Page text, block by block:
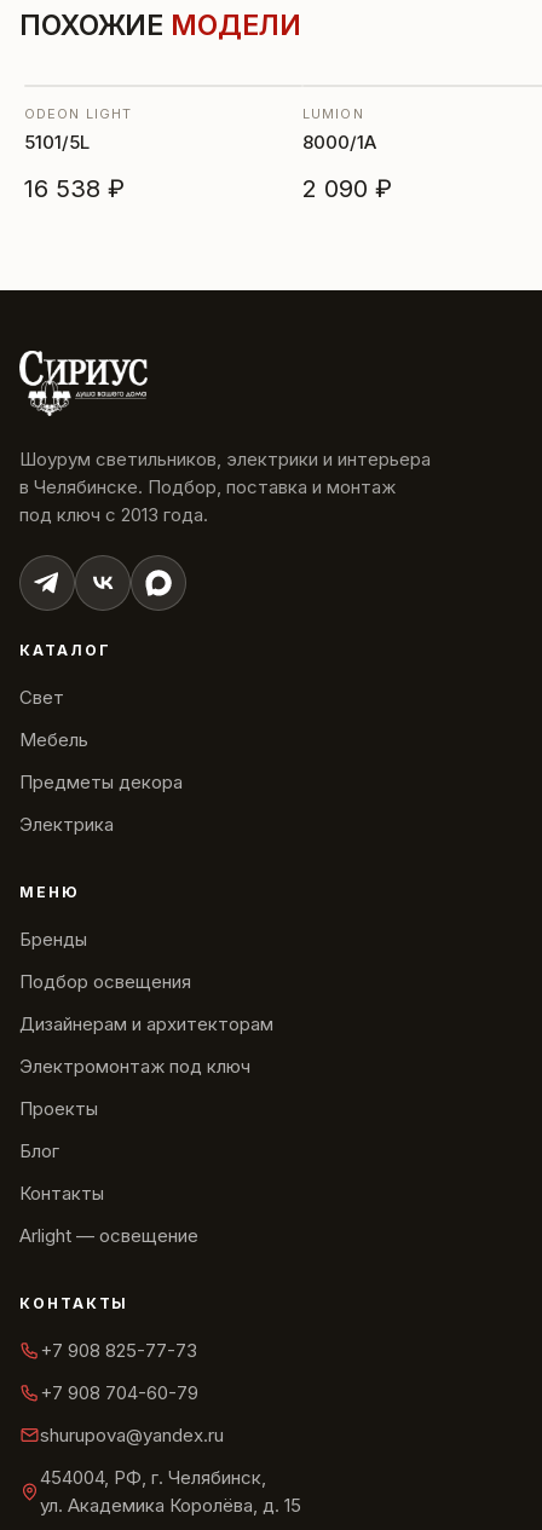
ПОХОЖИЕ МОДЕЛИ
ODEON LIGHT
5101/5L
16 538 ₽
LUMION
8000/1A
2 090 ₽
Шоурум светильников, электрики и интерьера
в Челябинске. Подбор, поставка и монтаж
под ключ с 2013 года.
КАТАЛОГ
Свет
Мебель
Предметы декора
Электрика
МЕНЮ
Бренды
Подбор освещения
Дизайнерам и архитекторам
Электромонтаж под ключ
Проекты
Блог
Контакты
Arlight — освещение
КОНТАКТЫ
+7 908 825-77-73
+7 908 704-60-79
shurupova@yandex.ru
454004, РФ, г. Челябинск,
ул. Академика Королёва, д. 15